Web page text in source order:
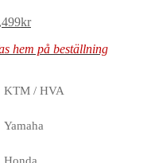
kr
hem på beställning
KTM / HVA
Yamaha